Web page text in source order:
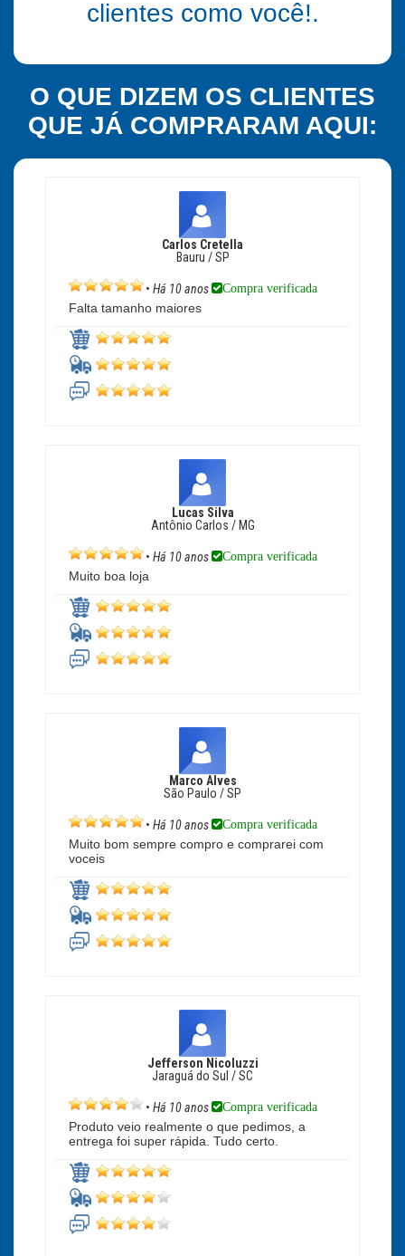
clientes como você!.
O QUE DIZEM OS CLIENTES
QUE JÁ COMPRARAM AQUI:
Carlos Cretella
Bauru / SP
• Há 10 anos Compra verificada
Falta tamanho maiores
Lucas Silva
Antônio Carlos / MG
• Há 10 anos Compra verificada
Muito boa loja
Marco Alves
São Paulo / SP
• Há 10 anos Compra verificada
Muito bom sempre compro e comprarei com
voceis
Jefferson Nicoluzzi
Jaraguá do Sul / SC
• Há 10 anos Compra verificada
Produto veio realmente o que pedimos, a
entrega foi super rápida. Tudo certo.